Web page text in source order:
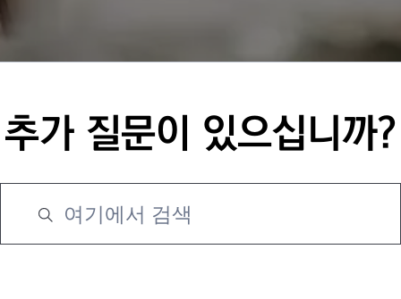
추가 질문이 있으십니까?